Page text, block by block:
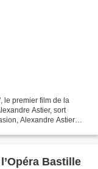
le premier film de la
Astier, sort
Alexandre Astier
Bastille